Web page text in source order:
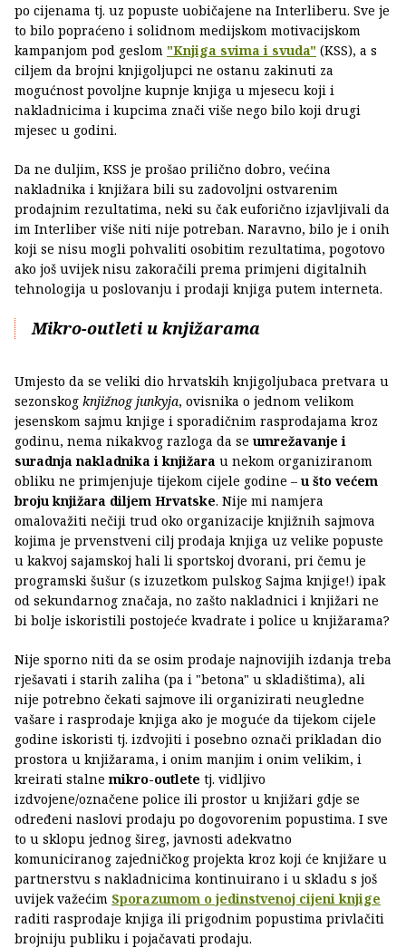
po cijenama tj. uz popuste uobičajene na Interliberu. Sve je
to bilo popraćeno i solidnom medijskom motivacijskom
kampanjom pod geslom "Knjiga svima i svuda" (KSS), a s
ciljem da brojni knjigoljupci ne ostanu zakinuti za
mogućnost povoljne kupnje knjiga u mjesecu koji i
nakladnicima i kupcima znači više nego bilo koji drugi
mjesec u godini.
Da ne duljim, KSS je prošao prilično dobro, većina
nakladnika i knjižara bili su zadovoljni ostvarenim
prodajnim rezultatima, neki su čak euforično izjavljivali da
im Interliber više niti nije potreban. Naravno, bilo je i onih
koji se nisu mogli pohvaliti osobitim rezultatima, pogotovo
ako još uvijek nisu zakoračili prema primjeni digitalnih
tehnologija u poslovanju i prodaji knjiga putem interneta.
Mikro-outleti u knjižarama
Umjesto da se veliki dio hrvatskih knjigoljubaca pretvara u
sezonskog knjižnog junkyja, ovisnika o jednom velikom
jesenskom sajmu knjige i sporadičnim rasprodajama kroz
godinu, nema nikakvog razloga da se umrežavanje i
suradnja nakladnika i knjižara u nekom organiziranom
obliku ne primjenjuje tijekom cijele godine – u što većem
broju knjižara diljem Hrvatske. Nije mi namjera
omalovažiti nečiji trud oko organizacije knjižnih sajmova
kojima je prvenstveni cilj prodaja knjiga uz velike popuste
u kakvoj sajamskoj hali li sportskoj dvorani, pri čemu je
programski šušur (s izuzetkom pulskog Sajma knjige!) ipak
od sekundarnog značaja, no zašto nakladnici i knjižari ne
bi bolje iskoristili postojeće kvadrate i police u knjižarama?
Nije sporno niti da se osim prodaje najnovijih izdanja treba
rješavati i starih zaliha (pa i "betona" u skladištima), ali
nije potrebno čekati sajmove ili organizirati neugledne
vašare i rasprodaje knjiga ako je moguće da tijekom cijele
godine iskoristi tj. izdvojiti i posebno označi prikladan dio
prostora u knjižarama, i onim manjim i onim velikim, i
kreirati stalne mikro-outlete tj. vidljivo
izdvojene/označene police ili prostor u knjižari gdje se
određeni naslovi prodaju po dogovorenim popustima. I sve
to u sklopu jednog šireg, javnosti adekvatno
komuniciranog zajedničkog projekta kroz koji će knjižare u
partnerstvu s nakladnicima kontinuirano i u skladu s još
uvijek važećim Sporazumom o jedinstvenoj cijeni knjige
raditi rasprodaje knjiga ili prigodnim popustima privlačiti
brojniju publiku i pojačavati prodaju.